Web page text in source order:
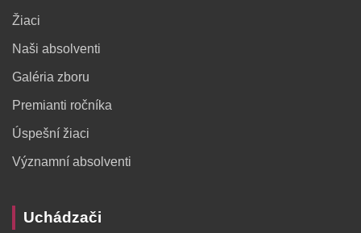
Žiaci
Naši absolventi
Galéria zboru
Premianti ročníka
Úspešní žiaci
Významní absolventi
Uchádzači